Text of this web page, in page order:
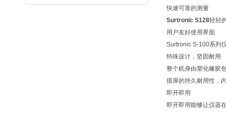
快速可靠的测量
Surtronic S128轻轻
用户友好使用界面
Surtronic S-100系列
特殊设计，坚固耐用
整个机身由塑化橡胶
摸屏的持久耐用性，
即开即用
即开即用能够让仪器